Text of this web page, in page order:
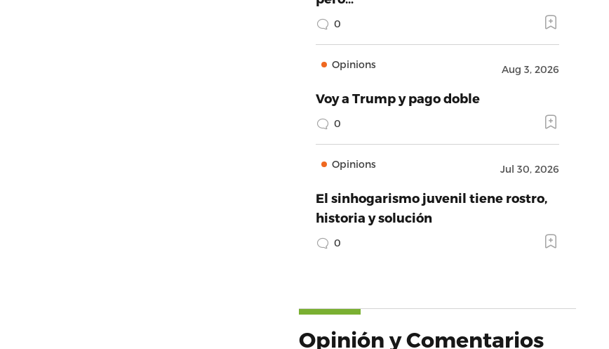
0
Opinions Aug 3, 2026
Voy a Trump y pago doble
0
Opinions Jul 30, 2026
El sinhogarismo juvenil tiene rostro,
historia y solución
0
Opinión y Comentarios